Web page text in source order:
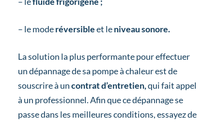
– le moderéversibleet leniveau sonore.
La solution la plus performante pour effectuer
un dépannage de sa pompe à chaleur est de
souscrire à uncontrat d’entretien,qui fait appel
à un professionnel. Afin que ce dépannage se
passe dans les meilleures conditions, essayez de